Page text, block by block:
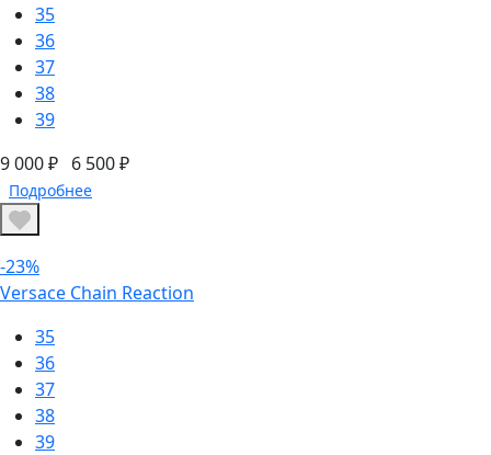
35
36
37
38
39
9 000 ₽ 6 500 ₽
Подробнее
-23%
Versace Chain Reaction
35
36
37
38
39